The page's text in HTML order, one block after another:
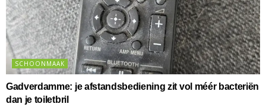
SCHOONMAAK
Gadverdamme: je afstandsbediening zit vol méér bacteriën
dan je toiletbril